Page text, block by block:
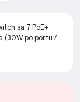
sa 7 PoE+
(30W po portu /